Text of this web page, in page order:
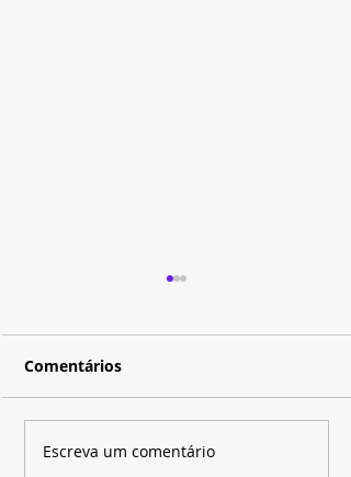
"Xica da Silva" ganha
Comentários
Escreva um comentário